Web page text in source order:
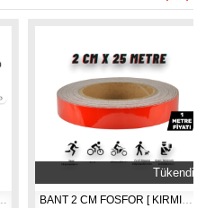
Tükendi
BANT 2 CM FOSFOR [ KIRMIZI 1 MT ]